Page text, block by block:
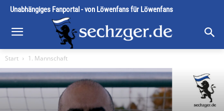
Unabhängiges Fanportal - von Löwenfans für Löwenfans
Start 1. Mannschaft